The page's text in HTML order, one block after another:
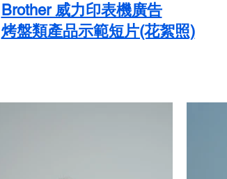
Brother 威力印表機廣告
烤盤類產品示範短片(花絮照)